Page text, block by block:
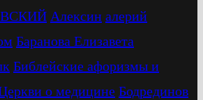
Алексин алерий
Баранова Елизавета
Библейские афоризмы и
о медицине Бодрединов